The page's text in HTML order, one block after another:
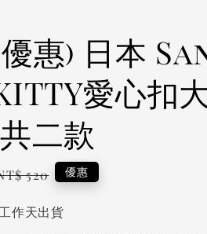
惠) 日本
愛心扣
二款
520 優惠
作天出貨